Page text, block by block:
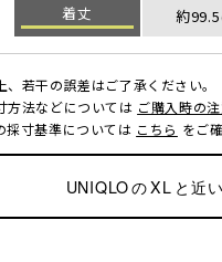
着丈
約
若干の誤差はご了承ください。
法などについては ご購入時の
寸基準については こちら をご
UNIQLOのXL と近い